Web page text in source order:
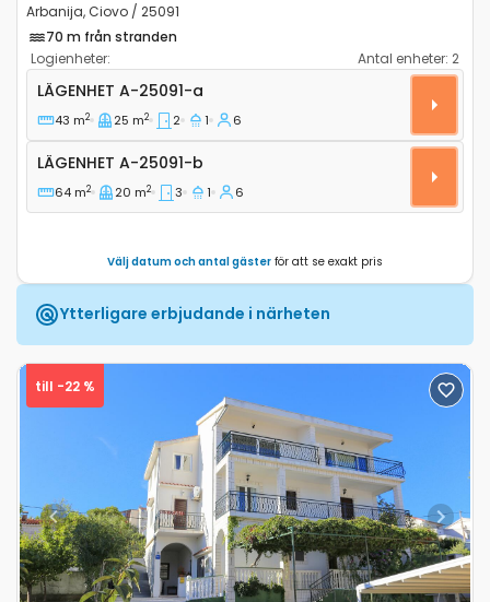
Arbanija, Ciovo / 25091
70 m från stranden
Logienheter:
Antal enheter: 2
Tvårumslägenhet Arbanija, Ciovo A-25091-a
LÄGENHET A-25091-a
43 m2 25 m2 2 1 6
Lägenhet A-25091-b
LÄGENHET A-25091-b
64 m2 20 m2 3 1 6
Välj datum och antal gäster för att se exakt pris
Ytterligare erbjudande i närheten
Previous Next
till -22 %